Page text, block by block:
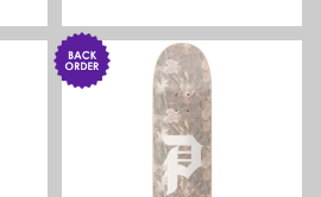
ン・クライヴァー